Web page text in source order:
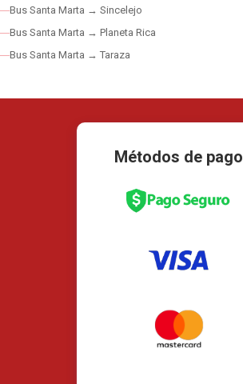
Bus Santa Marta → Sincelejo
Bus Santa Marta → Planeta Rica
Bus Santa Marta → Taraza
Métodos de pago